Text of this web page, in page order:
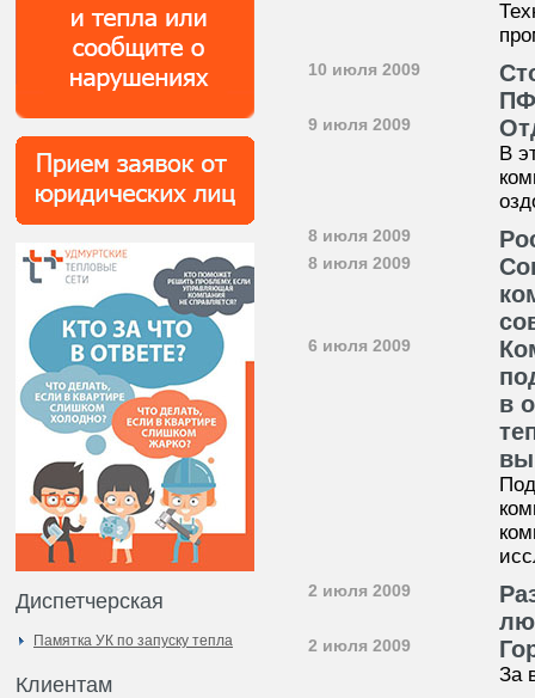
Диспетчерская
Памятка УК по запуску тепла
Клиентам
10 июля 2009
9 июля 2009
В
8 июля 2009
8 июля 2009
6 июля 2009
в
2 июля 2009
2 июля 2009
За